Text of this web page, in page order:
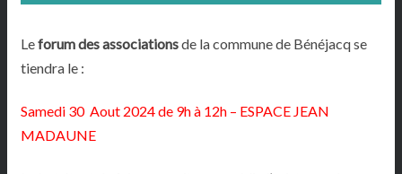
Leforum des associationsde la commune de Bénéjacq se
tiendra le :
Samedi 30 Aout 2024de 9h à 12h – ESPACE JEAN
MADAUNE